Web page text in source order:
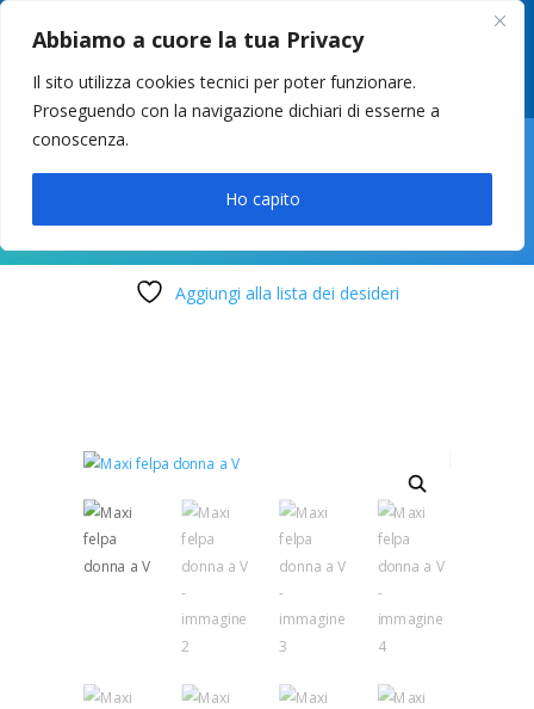
Abbiamo a cuore la tua Privacy
Il sito utilizza cookies tecnici per poter funzionare.
Proseguendo con la navigazione dichiari di esserne a
conoscenza.
Ho capito
049 8627946 –info@cstosetto.it
LUN-VEN 9-12 / 14:30-17
Aggiungi alla lista dei desideri